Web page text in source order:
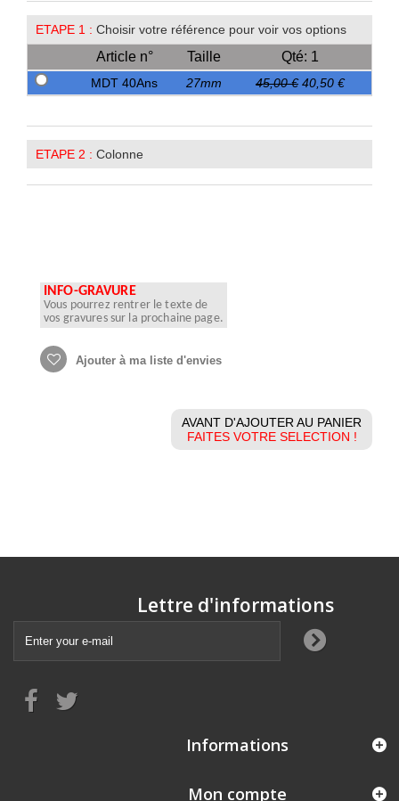
ETAPE 1 : Choisir votre référence pour voir vos options
Article n° Taille Qté: 1
MDT 40Ans 27mm 45,00 € 40,50 €
ETAPE 2 : Colonne
INFO-GRAVURE
Vous pourrez rentrer le texte de
vos gravures sur la prochaine page.
Ajouter à ma liste d'envies
AVANT D'AJOUTER AU PANIER
FAITES VOTRE SELECTION !
Lettre d'informations
Informations
Mon compte